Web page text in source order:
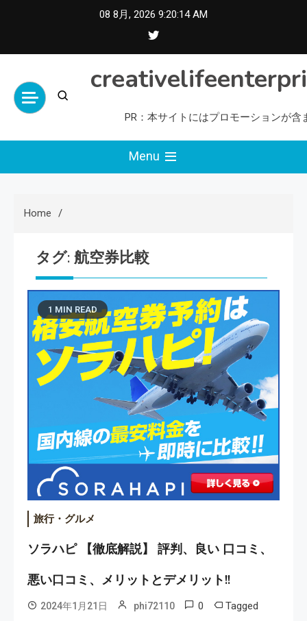
08 8月, 2026 9:20:15 AM
PR：本サイトにはプロモーションが含
Menu
Home
タグ: 航空券比較
1 MIN READ
旅行・グルメ
ソラハピ 【徹底解説】 評判、良い 口コミ、
悪い口コミ、メリットとデメリット!!
2024年1月21日 phi72110 0 Tagged